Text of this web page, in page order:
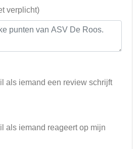
verplicht)
als iemand een review schrijft
als iemand reageert op mijn